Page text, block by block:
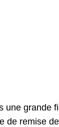
une grande
de remise